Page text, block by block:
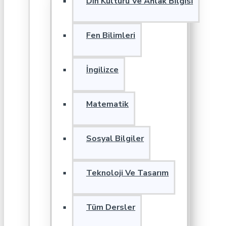
Fen Bilimleri
İngilizce
Matematik
Sosyal Bilgiler
Teknoloji Ve Tasarım
Tüm Dersler